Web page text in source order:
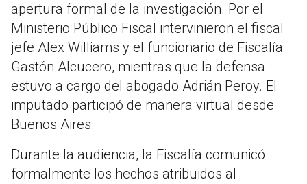
apertura formal de la investigación. Por el
Ministerio Público Fiscal intervinieron el fiscal
jefe Alex Williams y el funcionario de Fiscalía
Gastón Alcucero, mientras que la defensa
estuvo a cargo del abogado Adrián Peroy. El
imputado participó de manera virtual desde
Buenos Aires.
Durante la audiencia, la Fiscalía comunicó
formalmente los hechos atribuidos al